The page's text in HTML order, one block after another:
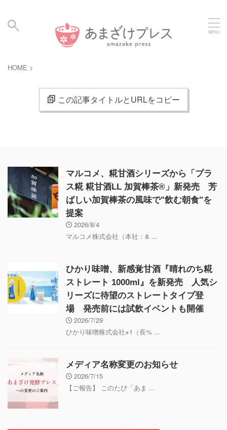
HOME >
この記事タイトルとURLをコピー
マルコメ、糀甘酒シリーズから「プラ
ス糀 糀甘酒LL 加賀棒茶®」新発売 芳
ばしい加賀棒茶の風味で"飲む朝食"を
提案
2026/8/4
マルコメ株式会社（本社：& ...
ひかり味噌、新感覚甘酒『晴れのち糀
ストレート 1000ml』を新発売 人気シ
リーズに待望のストレートタイプ登
場 発売前には試飲イベントも開催
2026/7/29
ひかり味噌株式会社※1（長% ...
メディア名称変更のお知らせ
2026/7/15
【ご報告】 このたび「あま ...